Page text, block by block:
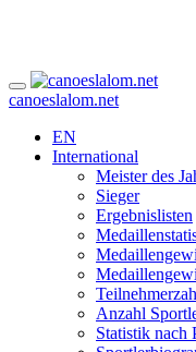
canoeslalom.net
EN
International
Meister des
Sieger
Ergebnislisten
Anzahl
Statistik nach